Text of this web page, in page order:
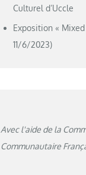
Culturel d’Uccle
Exposition «
11/6/2023)
Avec l'aide de la
Communautaire